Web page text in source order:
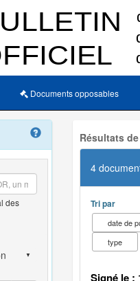
Documents opposables
des
Résultats
4
Tri par
date de
type
Signé le :